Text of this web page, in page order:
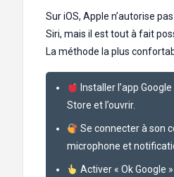
Sur iOS, Apple n’autorise
Siri, mais il est tout à fait
La méthode la plus
Installer l’app
Store et l’ouvrir.
Se connecter à son
microphone et
Activer « Ok Google